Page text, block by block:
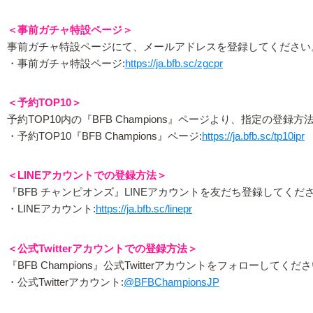
＜事前ガチャ特設ページ＞
事前ガチャ特設ページにて、メールアドレスを登録してください
・事前ガチャ特設ページ:https://ja.bfb.sc/zgcpr
＜予約TOP10＞
予約TOP10内の『BFB Champions』ページより、指定の登録方
・予約TOP10『BFB Champions』ページ:https://ja.bfb.sc/tp10ipr
＜LINEアカウントでの登録方法＞
『BFB チャンピオンズ』LINEアカウントを友だち登録してくださ
・LINEアカウント:https://ja.bfb.sc/linepr
＜公式Twitterアカウントでの登録方法＞
『BFB Champions』公式Twitterアカウントをフォローしてくださ
・公式Twitterアカウント:@BFBChampionsJP